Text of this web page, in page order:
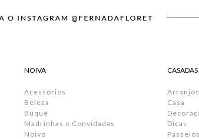
NOIVA
Acessórios
Beleza
Buquê
Madrinhas e Convidadas
Noivo
CASADAS
Casa
Dicas
Passeios